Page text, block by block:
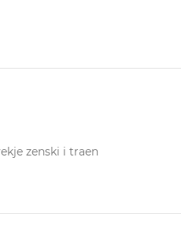
zenski i traen